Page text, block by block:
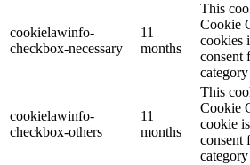
cookielawinfo-
checkbox-necessary
11
months
This
Cookie
cookies
consent
cookielawinfo-
checkbox-others
11
months
This
Cookie
cookie
consent